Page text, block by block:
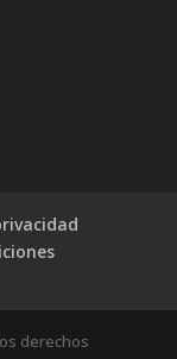
derechos